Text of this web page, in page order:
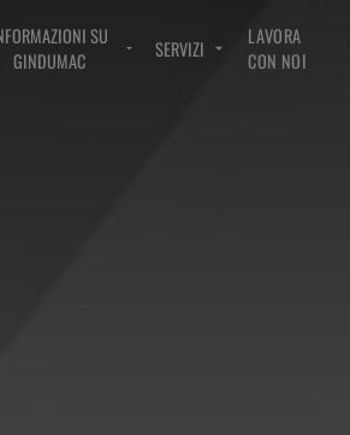
SU
GINDUMAC
SERVIZI
LAVORA
CON NOI